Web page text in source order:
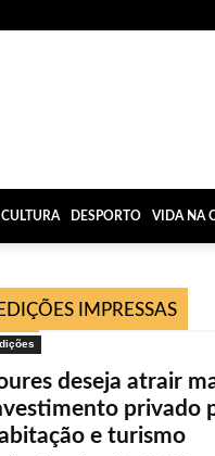
CULTURA DESPORTO VIDA NA
EDIÇÕES IMPRESSAS
deseja atrair
privado
e turismo